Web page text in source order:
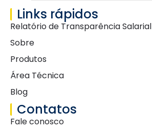
Links rápidos
Relatório de Transparência Salarial
Sobre
Produtos
Área Técnica
Blog
Contatos
Fale conosco